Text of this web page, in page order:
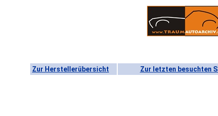
Zur Herstellerübersicht Zur letzten besuchten